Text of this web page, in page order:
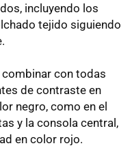
incluyendo los
tejido siguiendo
combinar con todas
de contraste en
negro, como en el
y la consola central,
en color rojo.